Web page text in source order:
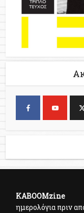
KABOOMzine
ημερολόγια πριν